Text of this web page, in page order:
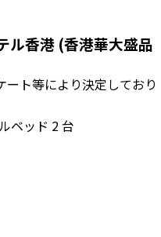
ル香港 (香港華大盛品
ート等により決定しており
ベッド 2 台